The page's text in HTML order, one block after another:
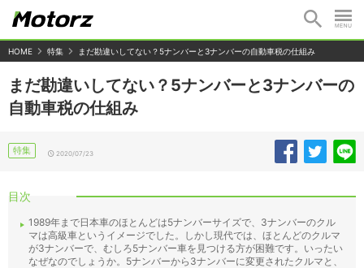
HOME 特集 まだ勘違いしてない？5ナンバーと3ナンバーの自動車税の仕組み
まだ勘違いしてない？5ナンバーと3ナンバーの
自動車税の仕組み
特集 2020/07/23
目次
1989年まで日本車のほとんどは5ナンバーサイズで、3ナンバーのクル
マは高級車というイメージでした。しかし現代では、ほとんどのクルマ
が3ナンバーで、むしろ5ナンバー車を見つける方が困難です。いったい
なぜなのでしょうか。5ナンバーから3ナンバーに変更されたクルマと、